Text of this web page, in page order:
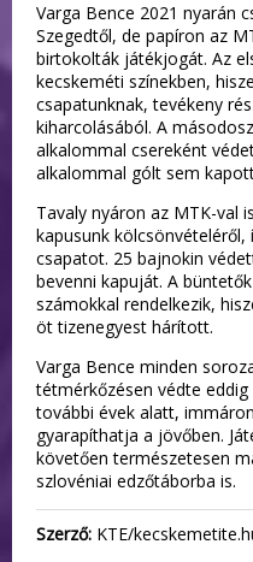
Varga Bence 2021 nyarán
Szegedtől, de papíron az
birtokolták játékjogát. Az
kecskeméti színekben,
csapatunknak, tevékeny
kiharcolásából. A
alkalommal csereként
alkalommal gólt sem
Tavaly nyáron az MTK-val
kapusunk
csapatot. 25 bajnokin
bevenni kapuját. A
számokkal rendelkezik,
öt tizenegyest hárított.
Varga Bence minden
tétmérkőzésen védte
további évek alatt,
gyarapíthatja a jövőben.
követően természetesen
szlovéniai edzőtáborba is.
Szerző: KTE/